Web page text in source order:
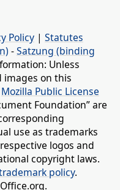
Policy | Statutes
-Satzung (binding
Unless
images on this
Mozilla Public License
Foundation” are
use as trademarks
logos and
copyright laws.
policy.